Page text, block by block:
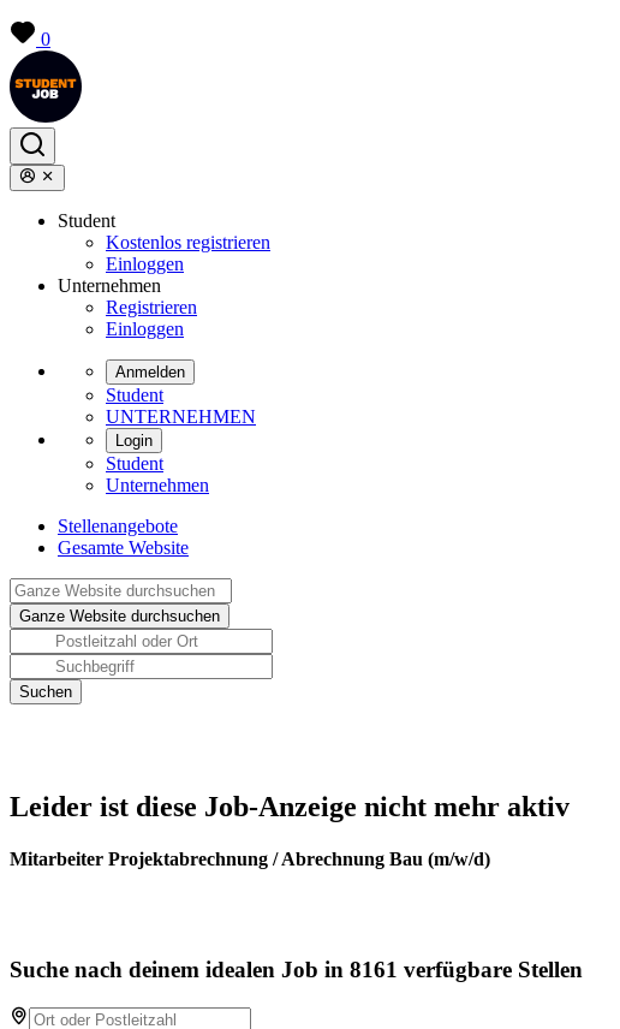
0
Student
Kostenlos registrieren
Einloggen
Unternehmen
Registrieren
Einloggen
Anmelden
Student
UNTERNEHMEN
Login
Student
Unternehmen
Stellenangebote
Gesamte Website
Leider ist diese Job-Anzeige nicht mehr aktiv
Mitarbeiter Projektabrechnung / Abrechnung Bau (m/w/d)
Suche nach deinem idealen Job in 8161 verfügbare Stellen